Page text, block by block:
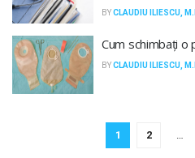
BYCLAUDIU ILIESCU,
Cum schimbați o
BYCLAUDIU ILIESCU,
1 2